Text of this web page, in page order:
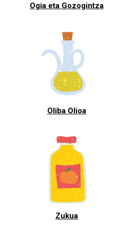
Ogia eta Gozogintza
Oliba Olioa
Zukua